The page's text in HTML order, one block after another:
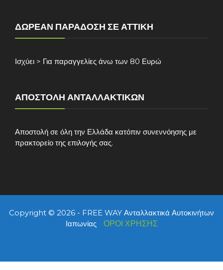
ΔΩΡΕΆΝ ΠΑΡΆΔΟΣΗ ΣΕ ΑΤΤΙΚΉ
Ισχύει > Για παραγγελίες άνω των 80 Ευρώ
ΑΠΟΣΤΟΛΉ ΑΝΤΑΛΛΑΚΤΙΚΏΝ
Αποστολή σε όλη την Ελλάδα κατόπιν συνεννόησης με
πρακτορείο της επιλογής σας.
Copyright © 2026 - FREE WAY Ανταλλακτικά Αυτοκινήτων
Ιαπωνίας
ΟΡΟΙ ΧΡΗΣΗΣ